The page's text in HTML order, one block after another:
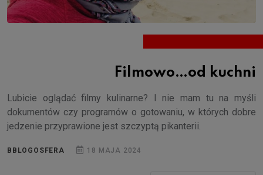
Filmowo…od kuchni
Lubicie oglądać filmy kulinarne? I nie mam tu na myśli
dokumentów czy programów o gotowaniu, w których dobre
jedzenie przyprawione jest szczyptą pikanterii.
BBLOGOSFERA 18 MAJA 2024